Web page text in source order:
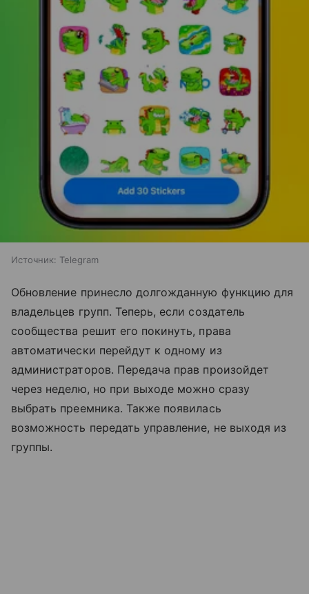
Источник: Telegram
Обновление принесло долгожданную функцию для
владельцев групп. Теперь, если создатель
сообщества решит его покинуть, права
автоматически перейдут к одному из
администраторов. Передача прав произойдет
через неделю, но при выходе можно сразу
выбрать преемника. Также появилась
возможность передать управление, не выходя из
группы.